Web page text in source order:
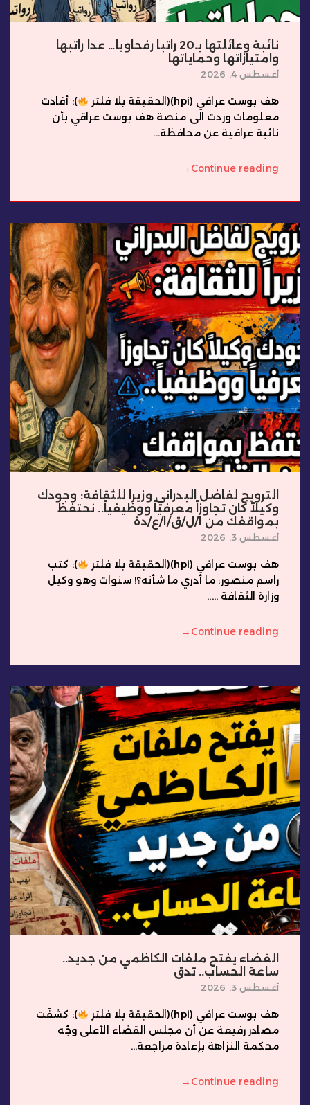
نائبة وعائلتها بـ20 راتبا رفحاويا… عدا راتبها
وامتيازاتها وحماياتها
أغسطس 4, 2026
هف بوست عراقي (hpi)(الحقيقة بلا فلتر
): أفادت
معلومات وردت الى منصة هف بوست عراقي بأن
نائبة عراقية عن محافظة...
Continue reading
→
الترويج لفاضل البدراني وزيرا للثقافة: وجودك
وكيلاً كان تجاوزاً معرفياً ووظيفياً.. نحتفظ
بمواقفك من ا/ل/ق/ا/ع/دة
أغسطس 3, 2026
هف بوست عراقي (hpi)(الحقيقة بلا فلتر
): كتب
راسم منصور: ما أدري ما شأنه؟! سنوات وهو وكيل
وزارة الثقافة .....
Continue reading
→
القضاء يفتح ملفات الكاظمي من جديد..
ساعة الحساب.. تدق
أغسطس 3, 2026
هف بوست عراقي (hpi)(الحقيقة بلا فلتر
): كشفَت
مصادر رفيعة عن أن مجلس القضاء الأعلى وجّه
محكمة النزاهة بإعادة مراجعة...
Continue reading
→